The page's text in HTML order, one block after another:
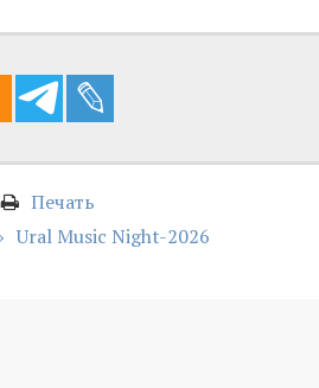
Печать
Ural Music Night-2026